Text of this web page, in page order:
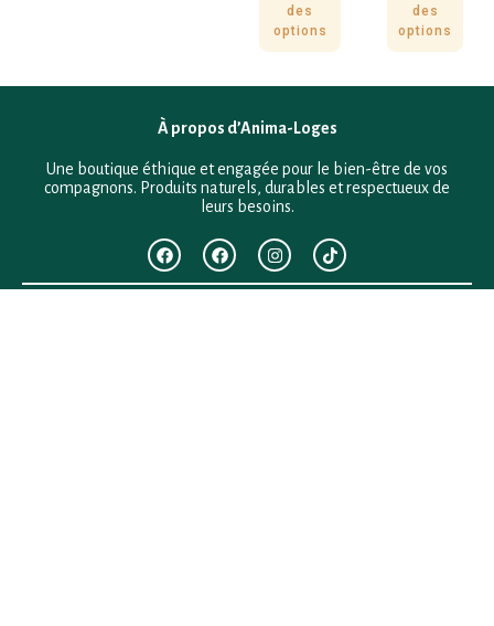
des
options
des
options
À propos d’Anima-Loges
Une boutique éthique et engagée pour le bien-être de vos
compagnons. Produits naturels, durables et respectueux de
leurs besoins.